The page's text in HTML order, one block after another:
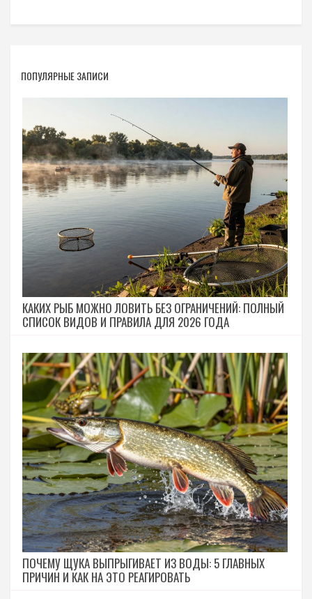
ПОПУЛЯРНЫЕ ЗАПИСИ
КАКИХ РЫБ МОЖНО ЛОВИТЬ БЕЗ ОГРАНИЧЕНИЙ: ПОЛНЫЙ
СПИСОК ВИДОВ И ПРАВИЛА ДЛЯ 2026 ГОДА
ПОЧЕМУ ЩУКА ВЫПРЫГИВАЕТ ИЗ ВОДЫ: 5 ГЛАВНЫХ
ПРИЧИН И КАК НА ЭТО РЕАГИРОВАТЬ